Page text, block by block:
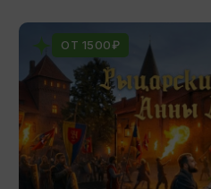
ОТ 1500₽